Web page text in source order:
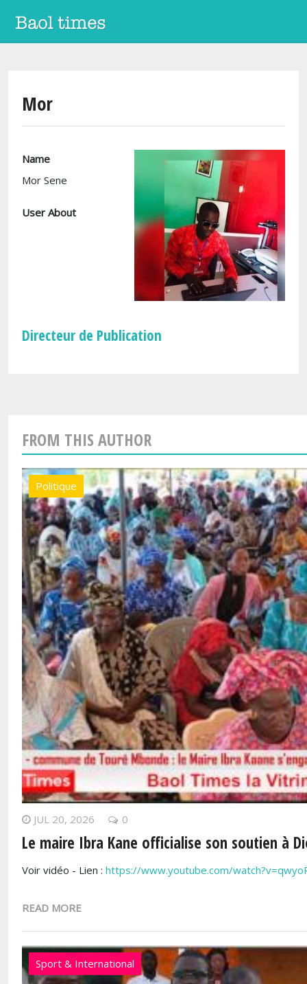
Mor
Name
Mor Sene
User About
Directeur de Publication
FROM THIS AUTHOR
Politique
JUL 20, 2026 0
Le maire Ibra Kane officialise son soutien à
Voir vidéo - Lien : https://www.youtube.com/
READ MORE
Sport & International